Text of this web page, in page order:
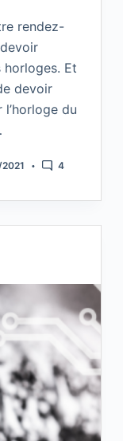
rendez-
Et
devoir
l’horloge du
4